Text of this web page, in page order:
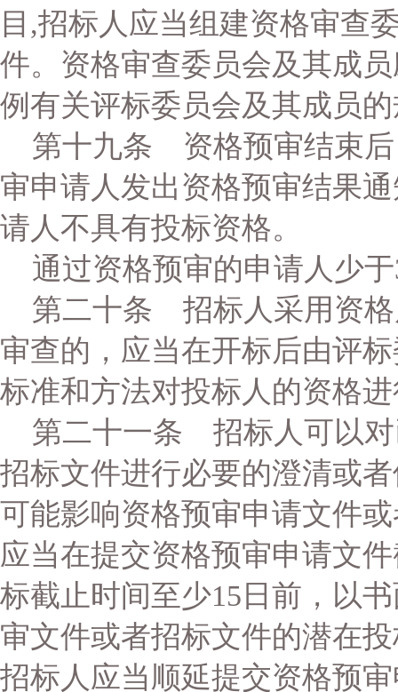
目,招标人应当组建资格审查
件。资格审查委员会及其成
例有关评标委员会及其成员
第十九条 资格预审结束后
审申请人发出资格预审结果
请人不具有投标资格。
通过资格预审的申请人少
第二十条 招标人采用资格
审查的，应当在开标后由评
标准和方法对投标人的资格
第二十一条 招标人可以对
招标文件进行必要的澄清或
可能影响资格预审申请文件
应当在提交资格预审申请文
标截止时间至少15日前，以
审文件或者招标文件的潜在
招标人应当顺延提交资格预